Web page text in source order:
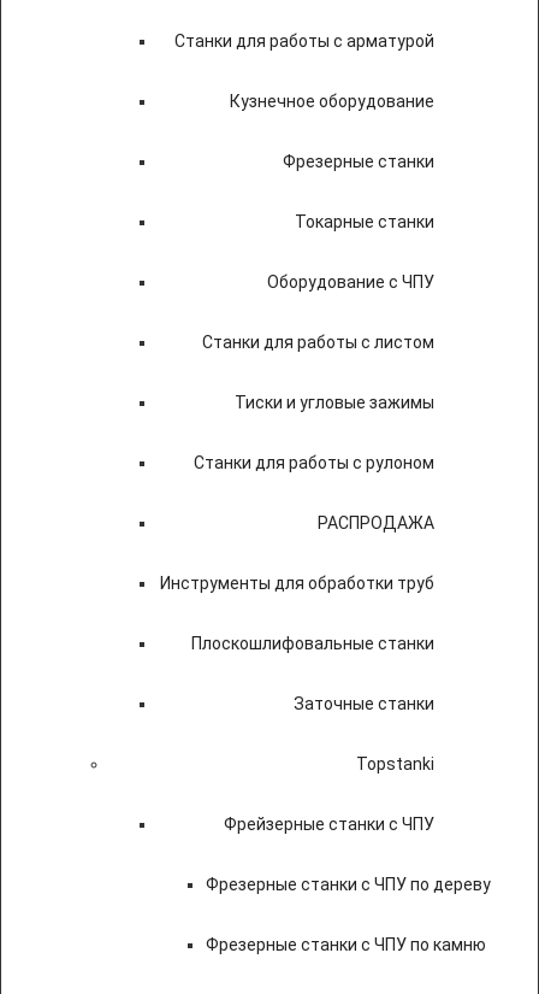
Станки для работы с арматурой
Кузнечное оборудование
Фрезерные станки
Токарные станки
Оборудование с ЧПУ
Станки для работы с листом
Тиски и угловые зажимы
Станки для работы с рулоном
РАСПРОДАЖА
Инструменты для обработки труб
Плоскошлифовальные станки
Заточные станки
Topstanki
Фрейзерные станки с ЧПУ
Фрезерные станки с ЧПУ по дереву
Фрезерные станки с ЧПУ по камню